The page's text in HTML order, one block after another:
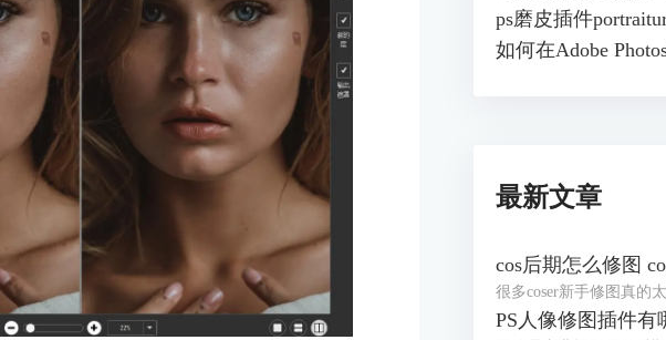
最新文章